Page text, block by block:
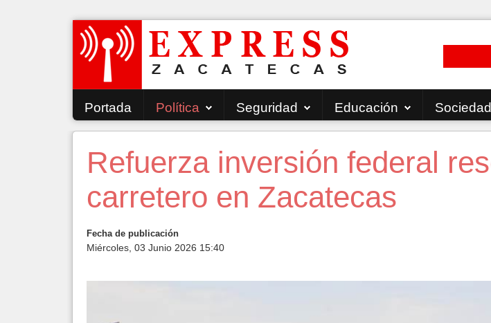
Portada Política Seguridad Educación Sociedad
Refuerza inversión federal
carretero en Zacatecas
Fecha de publicación
Miércoles, 03 Junio 2026 15:40